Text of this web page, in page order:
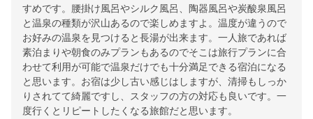
すめです。腰掛け風呂やシルク風呂、陶器風呂や炭酸泉風呂
と温泉の種類が沢山あるので楽しめますよ。温度が違うので
お好みの温泉を見つけると長湯が出来ます。一人旅であれば
素泊まりや朝食のみプランもあるのでそこは旅行プランに合
わせて利用が可能で温泉だけでも十分満足できる宿泊になる
と思います。お宿は少し古い感じはしますが、清掃もしっか
りされてて綺麗ですし、スタッフの方の対応も良いです。一
度行くとリピートしたくなる旅館だと思います。